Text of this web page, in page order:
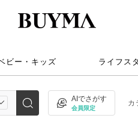
ビー・キッズ ライフス
AIでさがす
会員限定
カ